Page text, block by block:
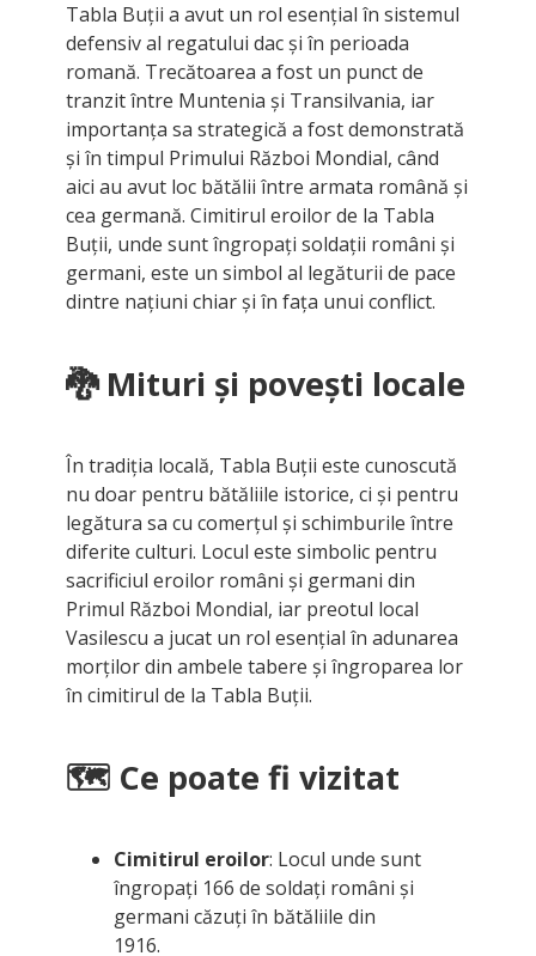
Tabla Buții a avut un rol esențial în sistemul
defensiv al regatului dac și în perioada
romană. Trecătoarea a fost un punct de
tranzit între Muntenia și Transilvania, iar
importanța sa strategică a fost demonstrată
și în timpul Primului Război Mondial, când
aici au avut loc bătălii între armata română și
cea germană. Cimitirul eroilor de la Tabla
Buții, unde sunt îngropați soldații români și
germani, este un simbol al legăturii de pace
dintre națiuni chiar și în fața unui conflict.
🐉 Mituri și povești locale
În tradiția locală, Tabla Buții este cunoscută
nu doar pentru bătăliile istorice, ci și pentru
legătura sa cu comerțul și schimburile între
diferite culturi. Locul este simbolic pentru
sacrificiul eroilor români și germani din
Primul Război Mondial, iar preotul local
Vasilescu a jucat un rol esențial în adunarea
morților din ambele tabere și îngroparea lor
în cimitirul de la Tabla Buții.
🗺️ Ce poate fi vizitat
Cimitirul eroilor: Locul unde sunt
îngropați 166 de soldați români și
germani căzuți în bătăliile din
1916.